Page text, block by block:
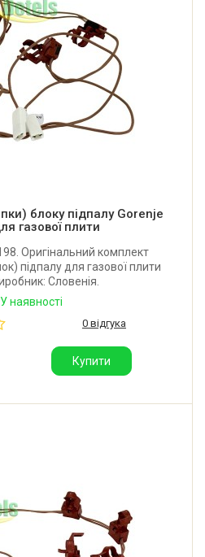
блоку підпалу Gorenje
газової плити
Оригінальний комплект
підпалу для газової плити
Словенія.
У наявності
0 відгука
Купити